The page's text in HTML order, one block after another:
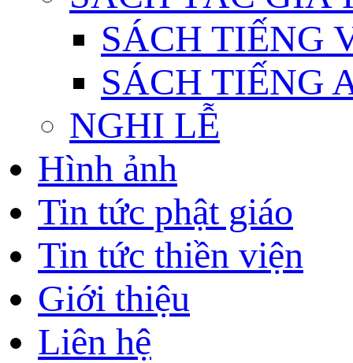
SÁCH TIẾNG
SÁCH TIẾNG
NGHI LỄ
Hình ảnh
Tin tức phật giáo
Tin tức thiền viện
Giới thiệu
Liên hệ